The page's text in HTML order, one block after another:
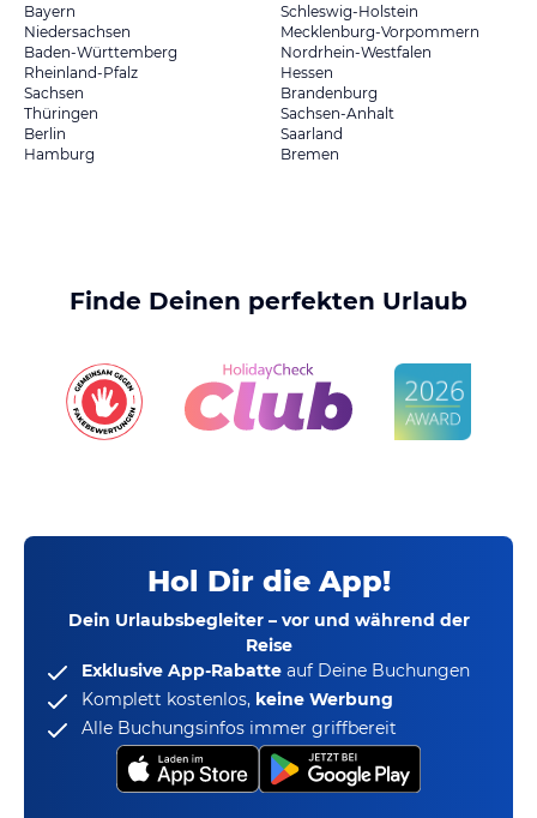
Bayern
Schleswig-Holstein
Niedersachsen
Mecklenburg-Vorpommern
Baden-Württemberg
Nordrhein-Westfalen
Rheinland-Pfalz
Hessen
Sachsen
Brandenburg
Thüringen
Sachsen-Anhalt
Berlin
Saarland
Hamburg
Bremen
Finde Deinen perfekten Urlaub
Hol Dir die App!
Dein Urlaubsbegleiter – vor und während der
Reise
Exklusive App-Rabatte auf Deine Buchungen
Komplett kostenlos, keine Werbung
Alle Buchungsinfos immer griffbereit